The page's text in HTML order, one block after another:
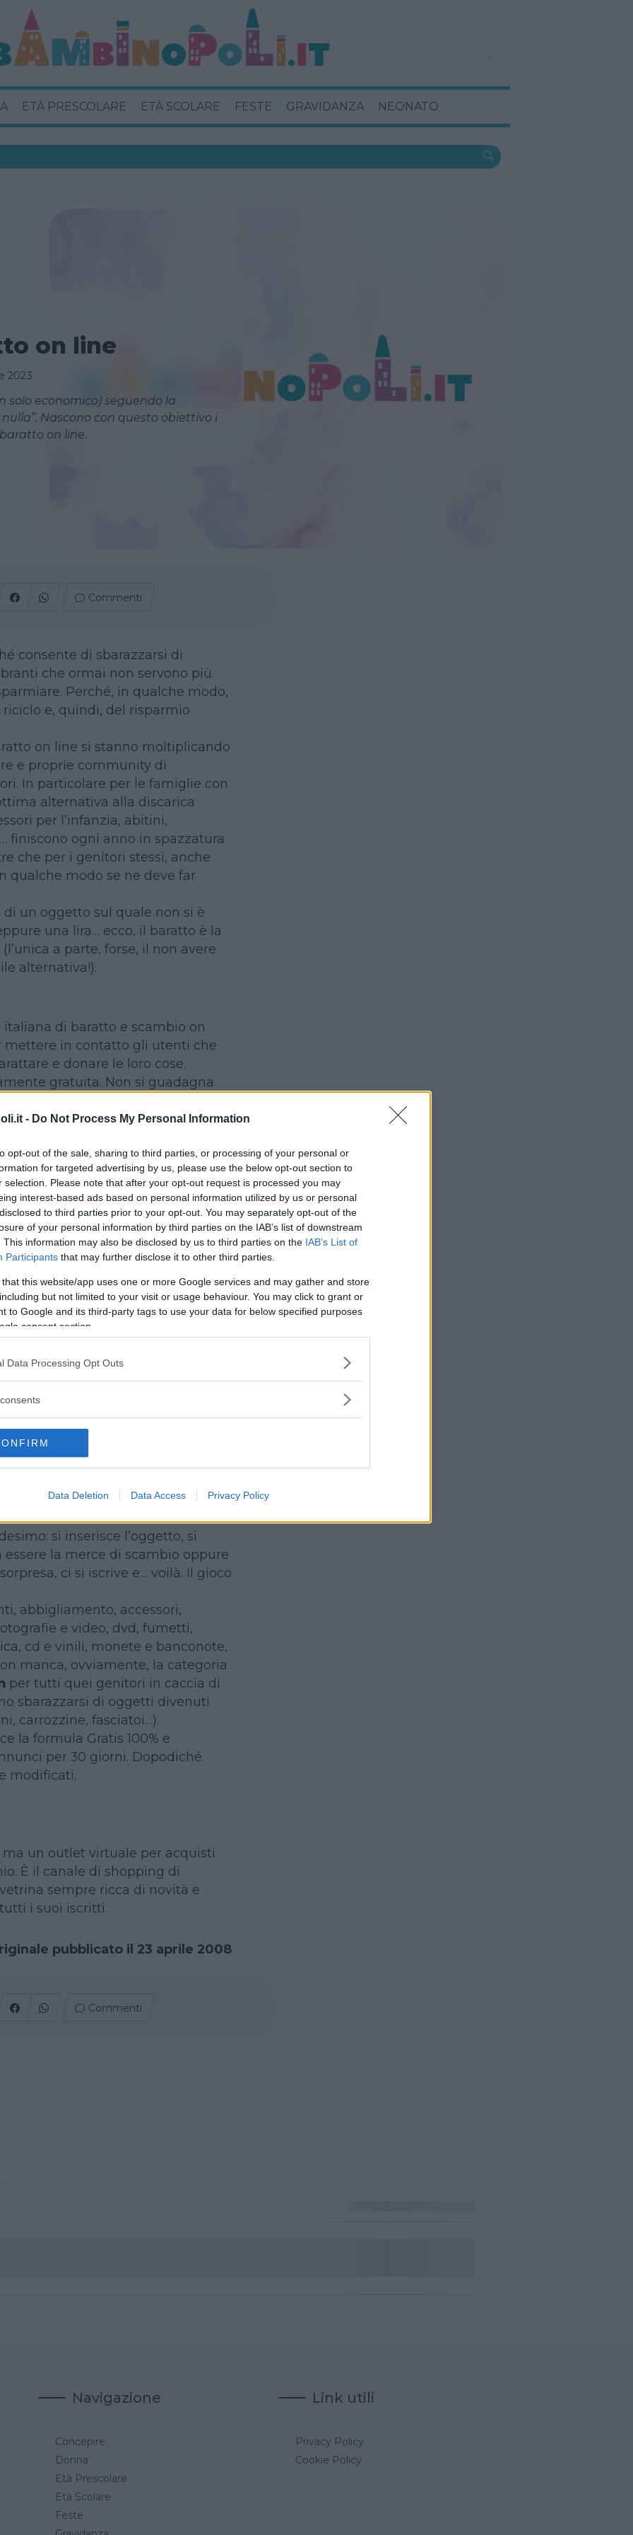
- Do Not Process My Personal Information
opt-out of the sale, sharing to third parties, or processing of your personal or
for targeted advertising by us, please use the below opt-out section to
selection. Please note that after your opt-out request is processed you may
interest-based ads based on personal information utilized by us or personal
to third parties prior to your opt-out. You may separately opt-out of the
of your personal information by third parties on the IAB’s list of downstream
This information may also be disclosed by us to third parties on the IAB’s List of
Participants that may further disclose it to other third parties.
that this website/app uses one or more Google services and may gather and store
but not limited to your visit or usage behaviour. You may click to grant or
to Google and its third-party tags to use your data for below specified purposes
consent section.
Data Processing Opt Outs
Data Deletion Data Access Privacy Policy
ETÀ PRESCOLARE ETÀ SCOLARE FESTE GRAVIDANZA NEONATO
on line
2023
solo economico) seguendo la
Nascono con questo obiettivo i
on line.
Commenti
consente di sbarazzarsi di
che ormai non servono più.
Perché, in qualche modo,
riciclo e, quindi, del risparmio
on line si stanno moltiplicando
e proprie community di
In particolare per le famiglie con
alternativa alla discarica
per l’infanzia, abitini,
finiscono ogni anno in spazzatura
che per i genitori stessi, anche
qualche modo se ne deve far
di un oggetto sul quale non si è
una lira… ecco, il baratto è la
a parte, forse, il non avere
alternativa!).
di baratto e scambio on
mettere in contatto gli utenti che
e donare le loro cose.
gratuita. Non si guadagna
di scambio) e non si spende
l’oggetto di scambio!). La
le persone a un consumo
e concretamente messo
di ciascuno.
(libri, cd, cellulari, complementi
recente, la categoria
dove è possibile scambiare (o
carrozzine, passeggini, sedioline,
giocattoli…
la formula Gratis 100% e
per 30 giorni. Dopodiché
modificati.
vetrina virtuale che permette di
tutti quegli oggetti che non
si inserisce l’oggetto, si
la merce di scambio oppure
ci si iscrive e… voilà. Il gioco
abbigliamento, accessori,
e video, dvd, fumetti,
cd e vinili, monete e banconote,
manca, ovviamente, la categoria
per tutti quei genitori in caccia di
sbarazzarsi di oggetti divenuti
carrozzine, fasciatoi…).
la formula Gratis 100% e
per 30 giorni. Dopodiché
modificati.
un outlet virtuale per acquisti
È il canale di shopping di
sempre ricca di novità e
i suoi iscritti.
pubblicato il 23 aprile 2008
Commenti
Navigazione
Concepire
Donna
Età Prescolare
Età Scolare
Feste
Link utili
Privacy Policy
Cookie Policy